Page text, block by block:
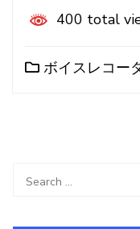
400 total
ボイスレコー